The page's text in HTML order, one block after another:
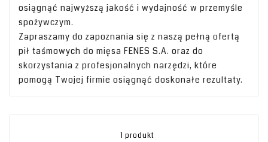
osiągnąć najwyższą jakość i wydajność w przemyśle
spożywczym.
Zapraszamy do zapoznania się z naszą pełną ofertą
pił taśmowych do mięsa FENES S.A. oraz do
skorzystania z profesjonalnych narzędzi, które
pomogą Twojej firmie osiągnąć doskonałe rezultaty.
1 produkt